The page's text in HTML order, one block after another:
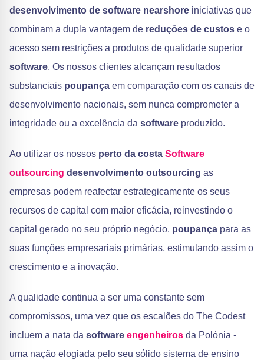
desenvolvimento de software nearshore iniciativas que
combinam a dupla vantagem de reduções de custos e o
acesso sem restrições a produtos de qualidade superior
software. Os nossos clientes alcançam resultados
substanciais poupança em comparação com os canais de
desenvolvimento nacionais, sem nunca comprometer a
integridade ou a excelência da software produzido.
Ao utilizar os nossos perto da costa Software
outsourcing desenvolvimento outsourcing as
empresas podem reafectar estrategicamente os seus
recursos de capital com maior eficácia, reinvestindo o
capital gerado no seu próprio negócio. poupança para as
suas funções empresariais primárias, estimulando assim o
crescimento e a inovação.
A qualidade continua a ser uma constante sem
compromissos, uma vez que os escalões do The Codest
incluem a nata da software engenheiros da Polónia -
uma nação elogiada pelo seu sólido sistema de ensino